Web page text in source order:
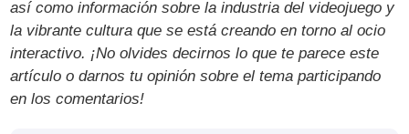
así como información sobre la industria del videojuego y
la vibrante cultura que se está creando en torno al ocio
interactivo. ¡No olvides decirnos lo que te parece este
artículo o darnos tu opinión sobre el tema participando
en los comentarios!